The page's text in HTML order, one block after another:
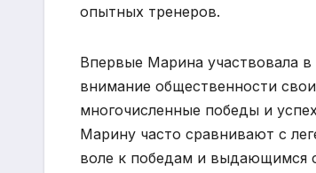
опытных тренеров.
Впервые Марина участвовала в
внимание общественности
многочисленные победы и
Марину часто сравнивают с
воле к победам и выдающимся